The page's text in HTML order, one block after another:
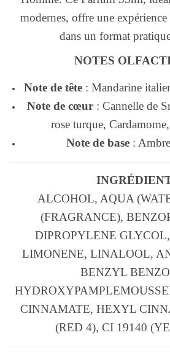
modernes, offre une
dans un format
NOTES
Note de tête: Mandarine
Note de cœur: Cannelle de
rose turque,
Note de base :
ALCOHOL, AQUA
(FRAGRANCE),
DIPROPYLENE
LIMONENE, LINALOOL,
BENZYL
CINNAMATE, HEXYL
(RED 4), CI 19140